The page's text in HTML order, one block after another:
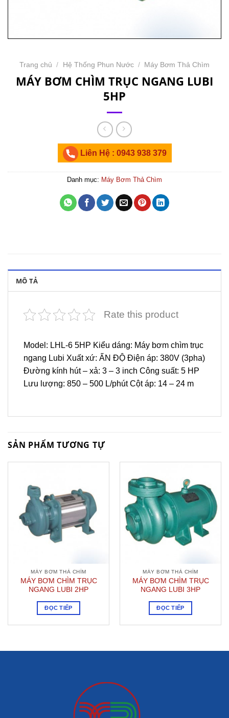
Trang chủ / Hệ Thống Phun Nước / Máy Bơm Thả Chìm
MÁY BƠM CHÌM TRỤC NGANG LUBI
5HP
Liên Hệ : 0943 938 379
Danh mục: Máy Bơm Thả Chìm
MÔ TẢ
Rate this product
Model: LHL-6 5HP Kiểu dáng: Máy bơm chìm trục
ngang Lubi Xuất xứ: ẤN ĐỘ Điện áp: 380V (3pha)
Đường kính hút – xả: 3 – 3 inch Công suất: 5 HP
Lưu lượng: 850 – 500 L/phút Cột áp: 14 – 24 m
SẢN PHẨM TƯƠNG TỰ
MÁY BƠM THẢ CHÌM
MÁY BƠM CHÌM TRỤC
NGANG LUBI 2HP
ĐỌC TIẾP
MÁY BƠM THẢ CHÌM
MÁY BƠM CHÌM TRỤC
NGANG LUBI 3HP
ĐỌC TIẾP